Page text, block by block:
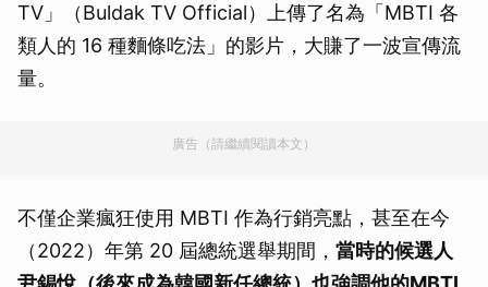
TV」（Buldak TV Official）上傳了名為「MBTI 各
類人的 16 種麵條吃法」的影片，大賺了一波宣傳流
量。
廣告（請繼續閱讀本文）
不僅企業瘋狂使用 MBTI 作為行銷亮點，甚至在今
（2022）年第 20 屆總統選舉期間， 當時的候選人